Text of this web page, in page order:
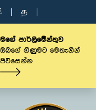
த
මගේ පාර්ලිමේන්තුව
ඔබගේ ගිණුමට මෙතැනින්
පිවිසෙන්න